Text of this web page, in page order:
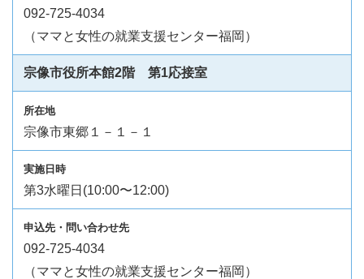
092-725-4034
（ママと女性の就業支援センター福岡）
宗像市役所本館2階 第1応接室
宗像市東郷１－１－１
第3水曜日(10:00〜12:00)
092-725-4034
（ママと女性の就業支援センター福岡）